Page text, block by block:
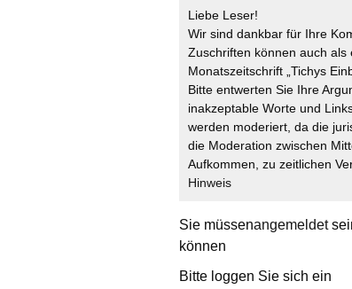
Liebe Leser!
Wir sind dankbar für Ihre
Zuschriften können auch
Monatszeitschrift „Tichys
Bitte entwerten Sie Ihre
inakzeptable Worte und
werden moderiert, da die
die Moderation zwischen
Aufkommen, zu zeitlichen
Hinweis
Sie müssenangemeldet
können
Bitte loggen Sie sich ein